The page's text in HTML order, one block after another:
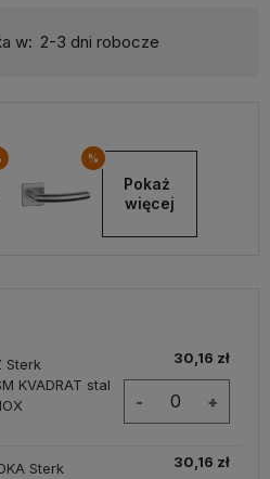
w: 2-3 dni robocze
%
Pokaż
więcej
Sterk
KVADRAT stal
30,16 zł
- +
Sterk
30,16 zł